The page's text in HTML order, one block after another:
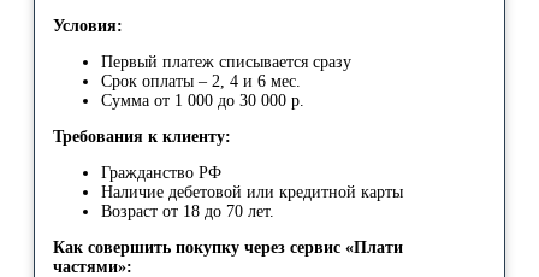
Условия:
Первый платеж списывается сразу
Срок оплаты – 2, 4 и 6 мес.
Сумма от 1 000 до 30 000 р.
Требования к клиенту:
Гражданство РФ
Наличие дебетовой или кредитной карты
Возраст от 18 до 70 лет.
Как совершить покупку через сервис «Плати
частями»: